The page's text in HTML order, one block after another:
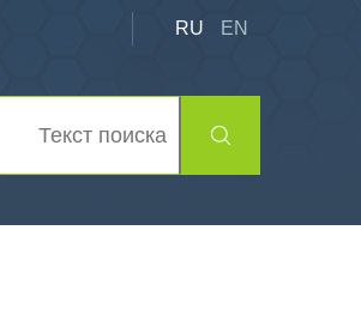
RU EN